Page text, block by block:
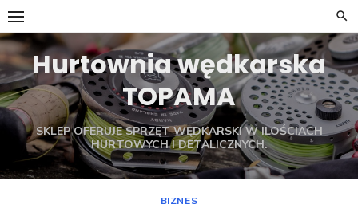
Skip
to
contentHurtownia wędkarska
TOPAMA
SKLEP OFERUJE SPRZĘT WĘDKARSKI W ILOŚCIACH
HURTOWYCH I DETALICZNYCH.
BIZNES